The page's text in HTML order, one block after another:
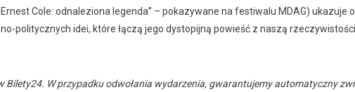
Cole: odnaleziona legenda” – pokazywane na festiwalu MDAG) ukazuje
politycznych idei, które łączą jego dystopijną powieść z naszą
Bilety24. W przypadku odwołania wydarzenia, gwarantujemy automatyczny